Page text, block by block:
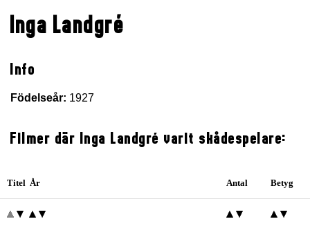
Inga Landgré
Info
Födelseår: 1927
Filmer där Inga Landgré varit skådespelare:
Titel År Antal Betyg